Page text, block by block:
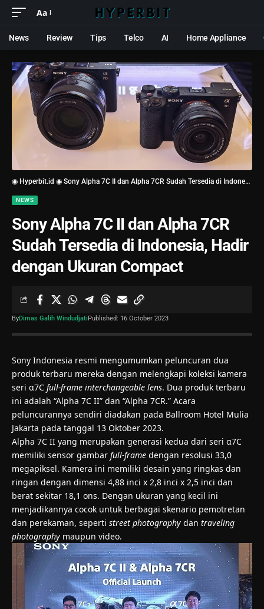
Aa
News Review Tips Telco AI Home Appliance
◉ Hyperbit.id ◉ Sony Alpha 7C II dan Alpha 7CR Sudah Tersedia di Indonesia, Hadir dengan Ukuran Compact
NEWS
Sony Alpha 7C II dan Alpha 7CR
Sudah Tersedia di Indonesia, Hadir
dengan Ukuran Compact
ByDimas Galih WindudjatiPublished: 16 October 2023
Sony Indonesia resmi mengumumkan peluncuran dua
produk terbaru mereka dengan melengkapi koleksi kamera
seri α7C full-frame interchangeable lens. Dua produk terbaru
ini adalah “Alpha 7C II” dan “Alpha 7CR.” Acara
peluncurannya sendiri diadakan pada Ballroom Hotel Mulia
Jakarta pada tanggal 13 Oktober 2023.
Alpha 7C II yang merupakan generasi kedua dari seri α7C
memiliki sensor gambar full-frame dengan resolusi 33,0
megapiksel. Kamera ini memiliki desain yang ringkas dan
ringan dengan dimensi 4,88 inci x 2,8 inci x 2,5 inci dan
berat sekitar 18,1 ons. Dengan ukuran yang kecil ini
menjadikannya cocok untuk berbagai skenario pemotretan
dan perekaman, seperti street photography dan traveling
photography maupun video.